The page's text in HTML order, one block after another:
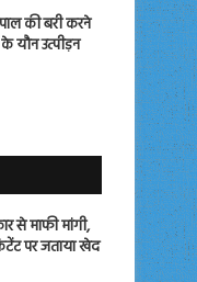
की बरी करने
उत्पीड़न
से माफी मांगी,
पर जताया खेद